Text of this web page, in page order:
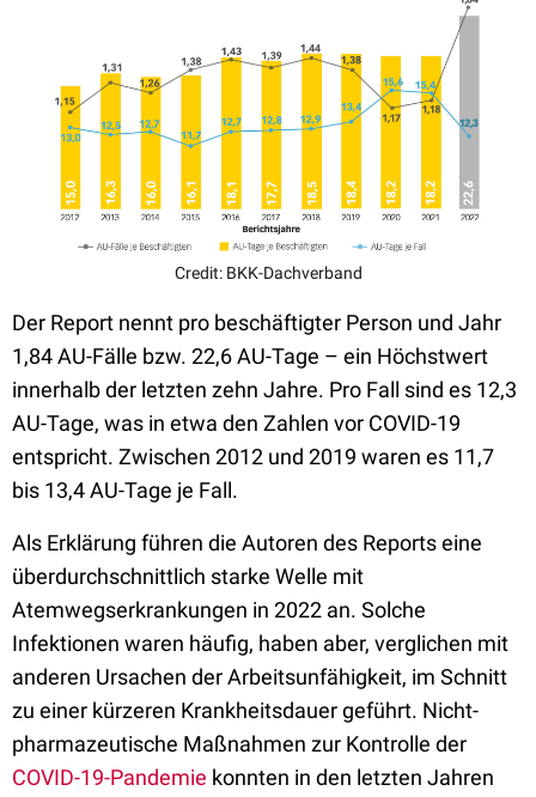
Credit: BKK-Dachverband
Der Report nennt pro beschäftigter Person und Jahr
1,84 AU-Fälle bzw. 22,6 AU-Tage – ein Höchstwert
innerhalb der letzten zehn Jahre. Pro Fall sind es 12,3
AU-Tage, was in etwa den Zahlen vor COVID-19
entspricht. Zwischen 2012 und 2019 waren es 11,7
bis 13,4 AU-Tage je Fall.
Als Erklärung führen die Autoren des Reports eine
überdurchschnittlich starke Welle mit
Atemwegserkrankungen in 2022 an. Solche
Infektionen waren häufig, haben aber, verglichen mit
anderen Ursachen der Arbeitsunfähigkeit, im Schnitt
zu einer kürzeren Krankheitsdauer geführt. Nicht-
pharmazeutische Maßnahmen zur Kontrolle der
COVID-19-Pandemie konnten in den letzten Jahren